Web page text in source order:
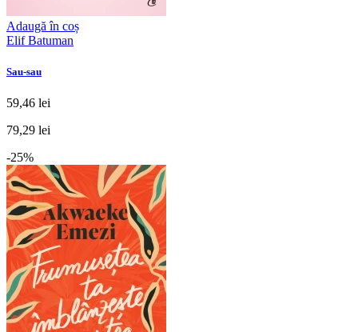
Adaugă în coș
Elif Batuman
Sau-sau
59,46 lei
79,29 lei
-25%